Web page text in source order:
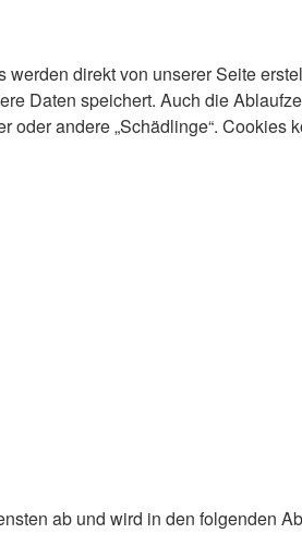
direkt von unserer Seite
Daten speichert. Auch die
andere „Schädlinge“. Cookies
ab und wird in den folgenden